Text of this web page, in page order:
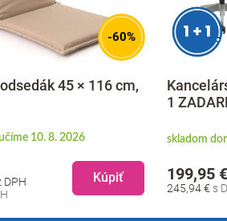
-60%
45 × 116 cm,
10. 8. 2026
DPH Kúpiť
1
skladom
245,94 €
199,95 €